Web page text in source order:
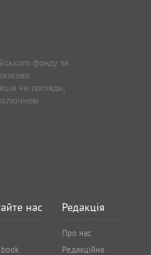
фонду за
чи погляди,
нас Редакція
Про нас
Редакційна